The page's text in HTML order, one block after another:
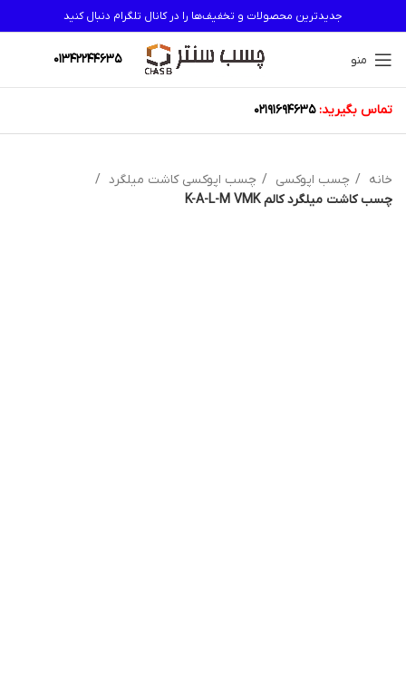
جدیدترین محصولات و تخفیف‌ها را در کانال تلگرام دنبال کنید
منو 01342244635
تماس بگیرید: 02191694635
خانه چسب اپوکسی
چسب اپوکسی کاشت میلگرد
چسب کاشت میلگرد کالم K-A-L-M VMK